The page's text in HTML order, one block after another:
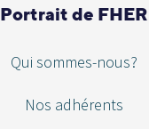
Portrait de FHER
Qui sommes-nous?
Nos adhérents